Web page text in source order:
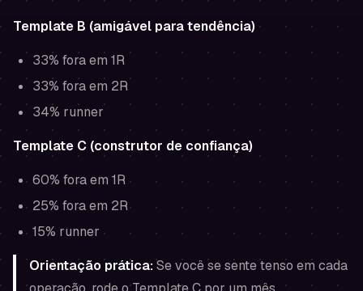
Template B (amigável para tendência)
33% fora em 1R
33% fora em 2R
34% runner
Template C (construtor de confiança)
60% fora em 1R
25% fora em 2R
15% runner
Orientação prática:Se você se sente tenso em cada